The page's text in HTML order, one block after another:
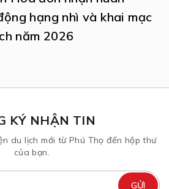
hạng nhì và khai mạc
năm 2026
KÝ NHẬN TIN
du lịch mới từ Phú Thọ đến hộp thư
của bạn.